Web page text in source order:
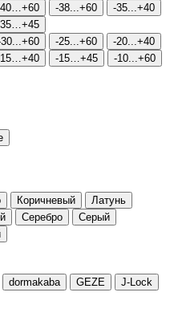
-38...+60
-35...+40
-25...+60
-20...+40
-15…+45
-10...+60
Коричневый
Латунь
Серебро
Серый
dormakaba GEZE
J-Lock